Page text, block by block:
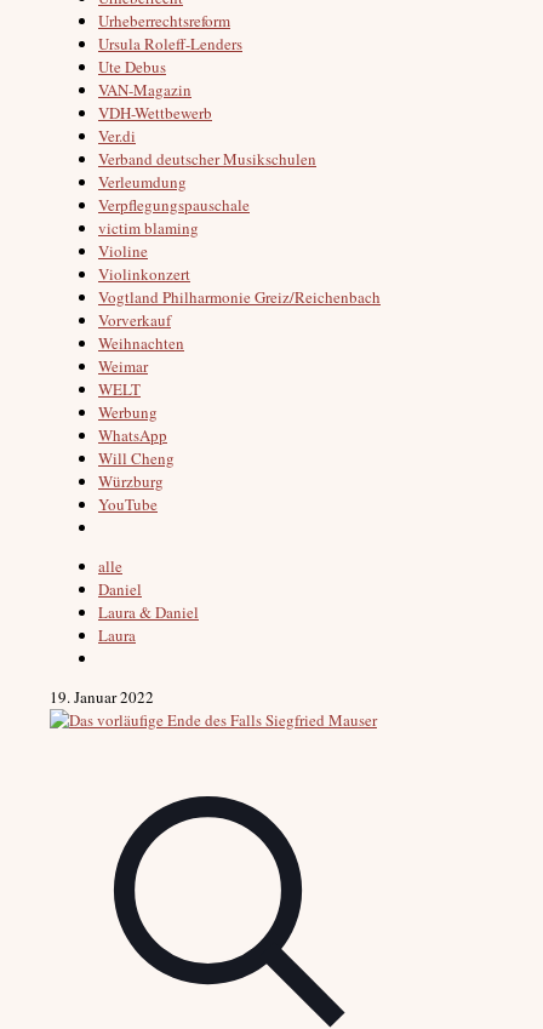
Urheberrechtsreform
Ursula Roleff-Lenders
Ute Debus
VAN-Magazin
VDH-Wettbewerb
Ver.di
Verband deutscher Musikschulen
Verleumdung
Verpflegungspauschale
victim blaming
Violine
Violinkonzert
Vogtland Philharmonie Greiz/Reichenbach
Vorverkauf
Weihnachten
Weimar
WELT
Werbung
WhatsApp
Will Cheng
Würzburg
YouTube
alle
Daniel
Laura & Daniel
Laura
19. Januar 2022